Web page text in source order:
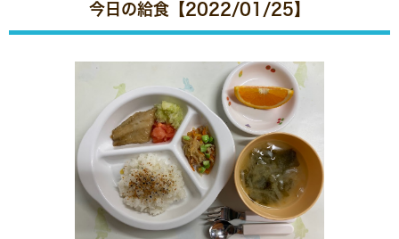
今日の給食【2022/01/25】